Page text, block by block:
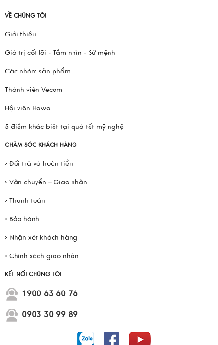
VỀ CHÚNG TÔI
Giới thiệu
Giá trị cốt lõi - Tầm nhìn - Sứ mệnh
Các nhóm sản phẩm
Thành viên Vecom
Hội viên Hawa
5 điểm khác biệt tại quà tết mỹ nghệ
CHĂM SÓC KHÁCH HÀNG
› Đổi trả và hoàn tiền
› Vận chuyển – Giao nhận
› Thanh toán
› Bảo hành
› Nhận xét khách hàng
› Chính sách giao nhận
KẾT NỐI CHÚNG TÔI
1900 63 60 76
0903 30 99 89